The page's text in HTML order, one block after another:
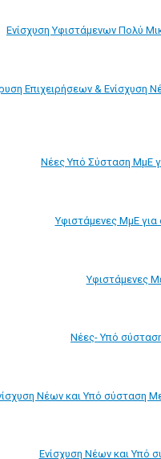
Ενίσχυση Υφιστάμενων Πολύ
Επιχειρήσεων & Ενίσχυση
Νέες Υπό Σύσταση ΜμΕ
Υφιστάμενες ΜμΕ για
Υφιστάμενες
Νέες- Υπό
Νέων και Υπό σύσταση
Ενίσχυση Νέων και Υπό